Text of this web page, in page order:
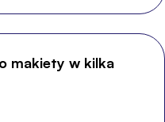
makiety w kilka